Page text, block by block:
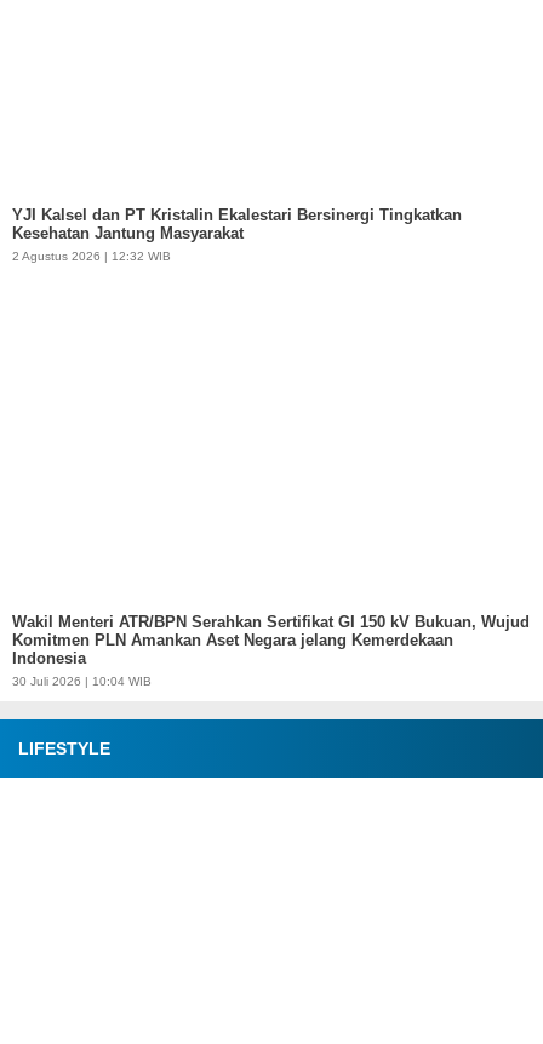
YJI Kalsel dan PT Kristalin Ekalestari Bersinergi Tingkatkan
Kesehatan Jantung Masyarakat
2 Agustus 2026 | 12:32 WIB
Wakil Menteri ATR/BPN Serahkan Sertifikat GI 150 kV Bukuan, Wujud
Komitmen PLN Amankan Aset Negara jelang Kemerdekaan
Indonesia
30 Juli 2026 | 10:04 WIB
LIFESTYLE